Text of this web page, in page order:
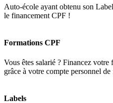
Auto-école ayant obtenu son
le financement CPF !
Formations CPF
Vous êtes salarié ? Financez
grâce à votre compte personnel
Labels